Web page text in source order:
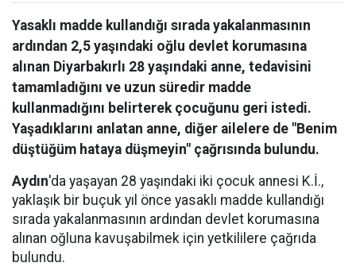
Yasaklı madde kullandığı sırada yakalanmasının
ardından 2,5 yaşındaki oğlu devlet korumasına
alınan Diyarbakırlı 28 yaşındaki anne, tedavisini
tamamladığını ve uzun süredir madde
kullanmadığını belirterek çocuğunu geri istedi.
Yaşadıklarını anlatan anne, diğer ailelere de "Benim
düştüğüm hataya düşmeyin" çağrısında bulundu.
Aydın'da yaşayan 28 yaşındaki iki çocuk annesi K.İ.,
yaklaşık bir buçuk yıl önce yasaklı madde kullandığı
sırada yakalanmasının ardından devlet korumasına
alınan oğluna kavuşabilmek için yetkililere çağrıda
bulundu.